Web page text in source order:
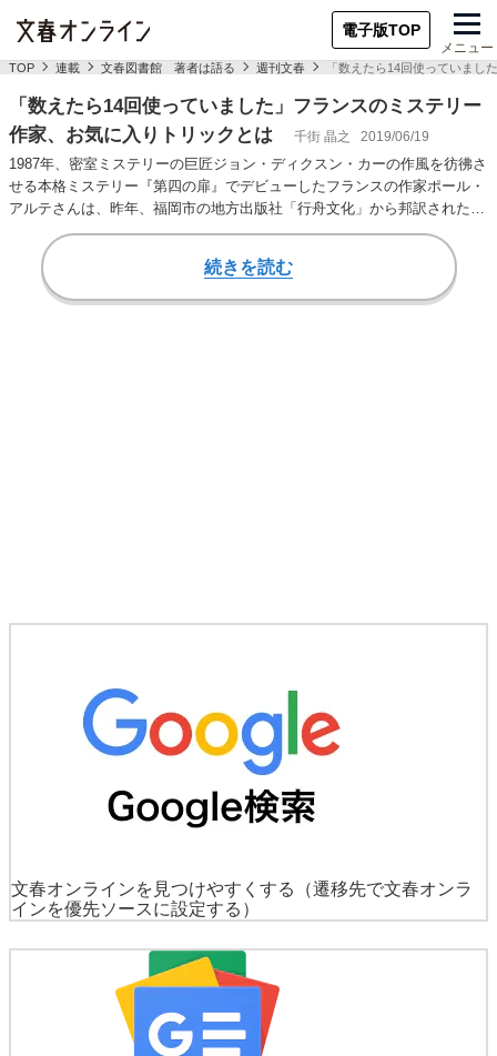
電子版TOP
メニュー
TOP 連載 文春図書館 著者は語る 週刊文春 「数えたら14回使っていまし
「数えたら14回使っていました」フランスのミステリー
作家、お気に入りトリックとは
千街 晶之 2019/06/19
1987年、密室ミステリーの巨匠ジョン・ディクスン・カーの作風を彷彿さ
せる本格ミステリー『第四の扉』でデビューしたフランスの作家ポール・
アルテさんは、昨年、福岡市の地方出版社「行舟文化」から邦訳された
『あやかしの裏…
続きを読む
文春オンラインを見つけやすくする
（遷移先で文春オンラ
インを優先ソースに設定する）